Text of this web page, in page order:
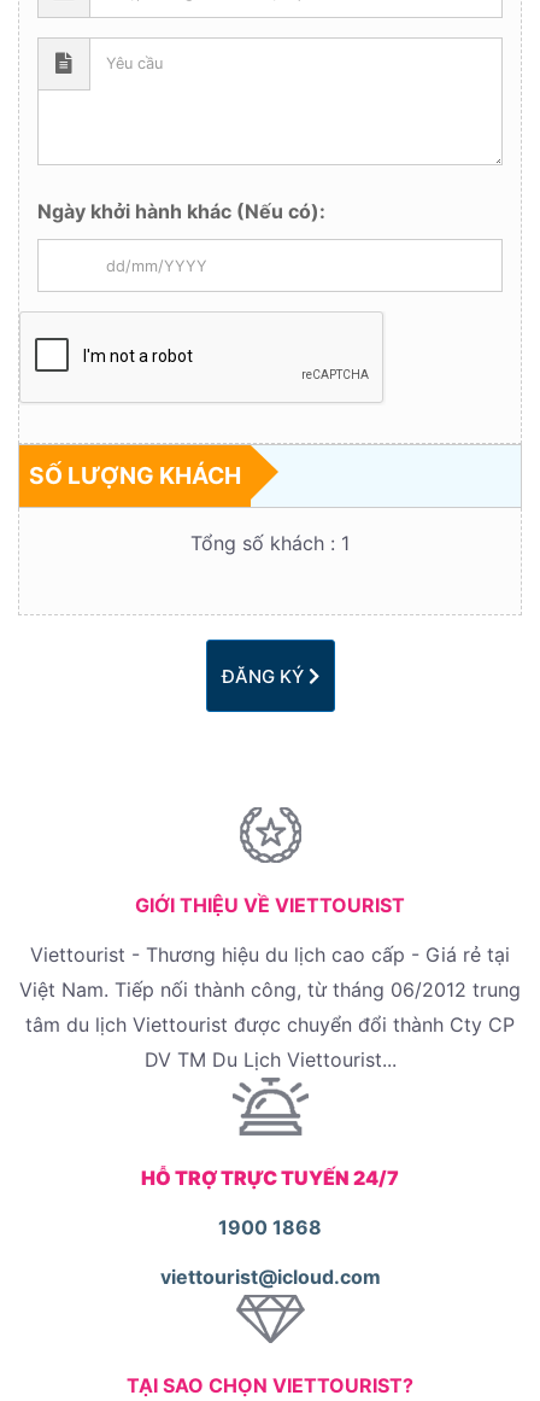
Ngày khởi hành khác (Nếu có):
SỐ LƯỢNG KHÁCH
Tổng số khách : 1
ĐĂNG KÝ
GIỚI THIỆU VỀ VIETTOURIST
Viettourist - Thương hiệu du lịch cao cấp - Giá rẻ tại
Việt Nam. Tiếp nối thành công, từ tháng 06/2012 trung
tâm du lịch Viettourist được chuyển đổi thành Cty CP
DV TM Du Lịch Viettourist...
HỖ TRỢ TRỰC TUYẾN 24/7
1900 1868
viettourist@icloud.com
TẠI SAO CHỌN VIETTOURIST?